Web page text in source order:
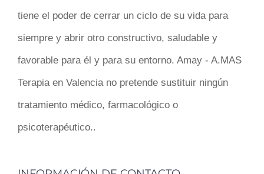
tiene el poder de cerrar un ciclo de su vida para
siempre y abrir otro constructivo, saludable y
favorable para él y para su entorno. Amay - A.MAS
Terapia en Valencia no pretende sustituir ningún
tratamiento médico, farmacológico o
psicoterapéutico..